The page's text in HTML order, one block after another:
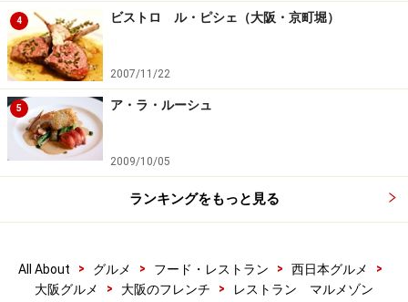
4 ビストロ ル・ピシェ（大阪・京町堀）
2007/11/22
5 ア・ラ・ルーシュ
2009/10/05
ランキングをもっと見る
All About > グルメ > フード・レストラン > 西日本グルメ
>
大阪グルメ
> 大阪のフレンチ > レストラン マルメゾン